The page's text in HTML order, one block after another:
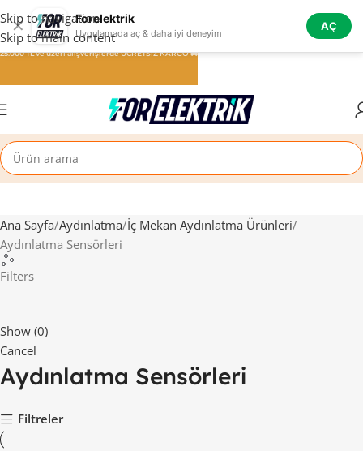
✕ Forelektrik
Uygulamada aç & daha iyi deneyim
AÇ
Skip to navigation
Skip to main content
Ana Sayfa Aydınlatma İç Mekan Aydınlatma Ürünleri
Aydınlatma Sensörleri
Filters
Show (0)
Cancel
Aydınlatma Sensörleri
Filtreler
25.000 TL ve üzeri alışverişlerde ÜCRETSİZ KARGO 🚚